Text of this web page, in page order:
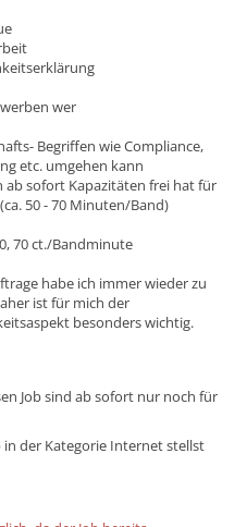
wer
Begriffen wie Compliance,
etc. umgehen kann
ab sofort Kapazitäten frei hat für
50 - 70 Minuten/Band)
70 ct./Bandminute
habe ich immer wieder zu
ist für mich der
besonders wichtig.
Job sind ab sofort nur noch für
in der Kategorie Internet stellst